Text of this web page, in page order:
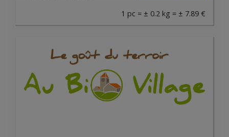
1 pc = ± 0.2 kg = ± 7.89 €